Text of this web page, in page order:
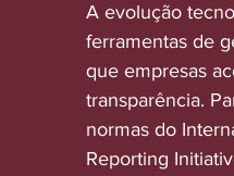
A evolução
ferramentas de
que empresas
transparência.
normas do
Reporting